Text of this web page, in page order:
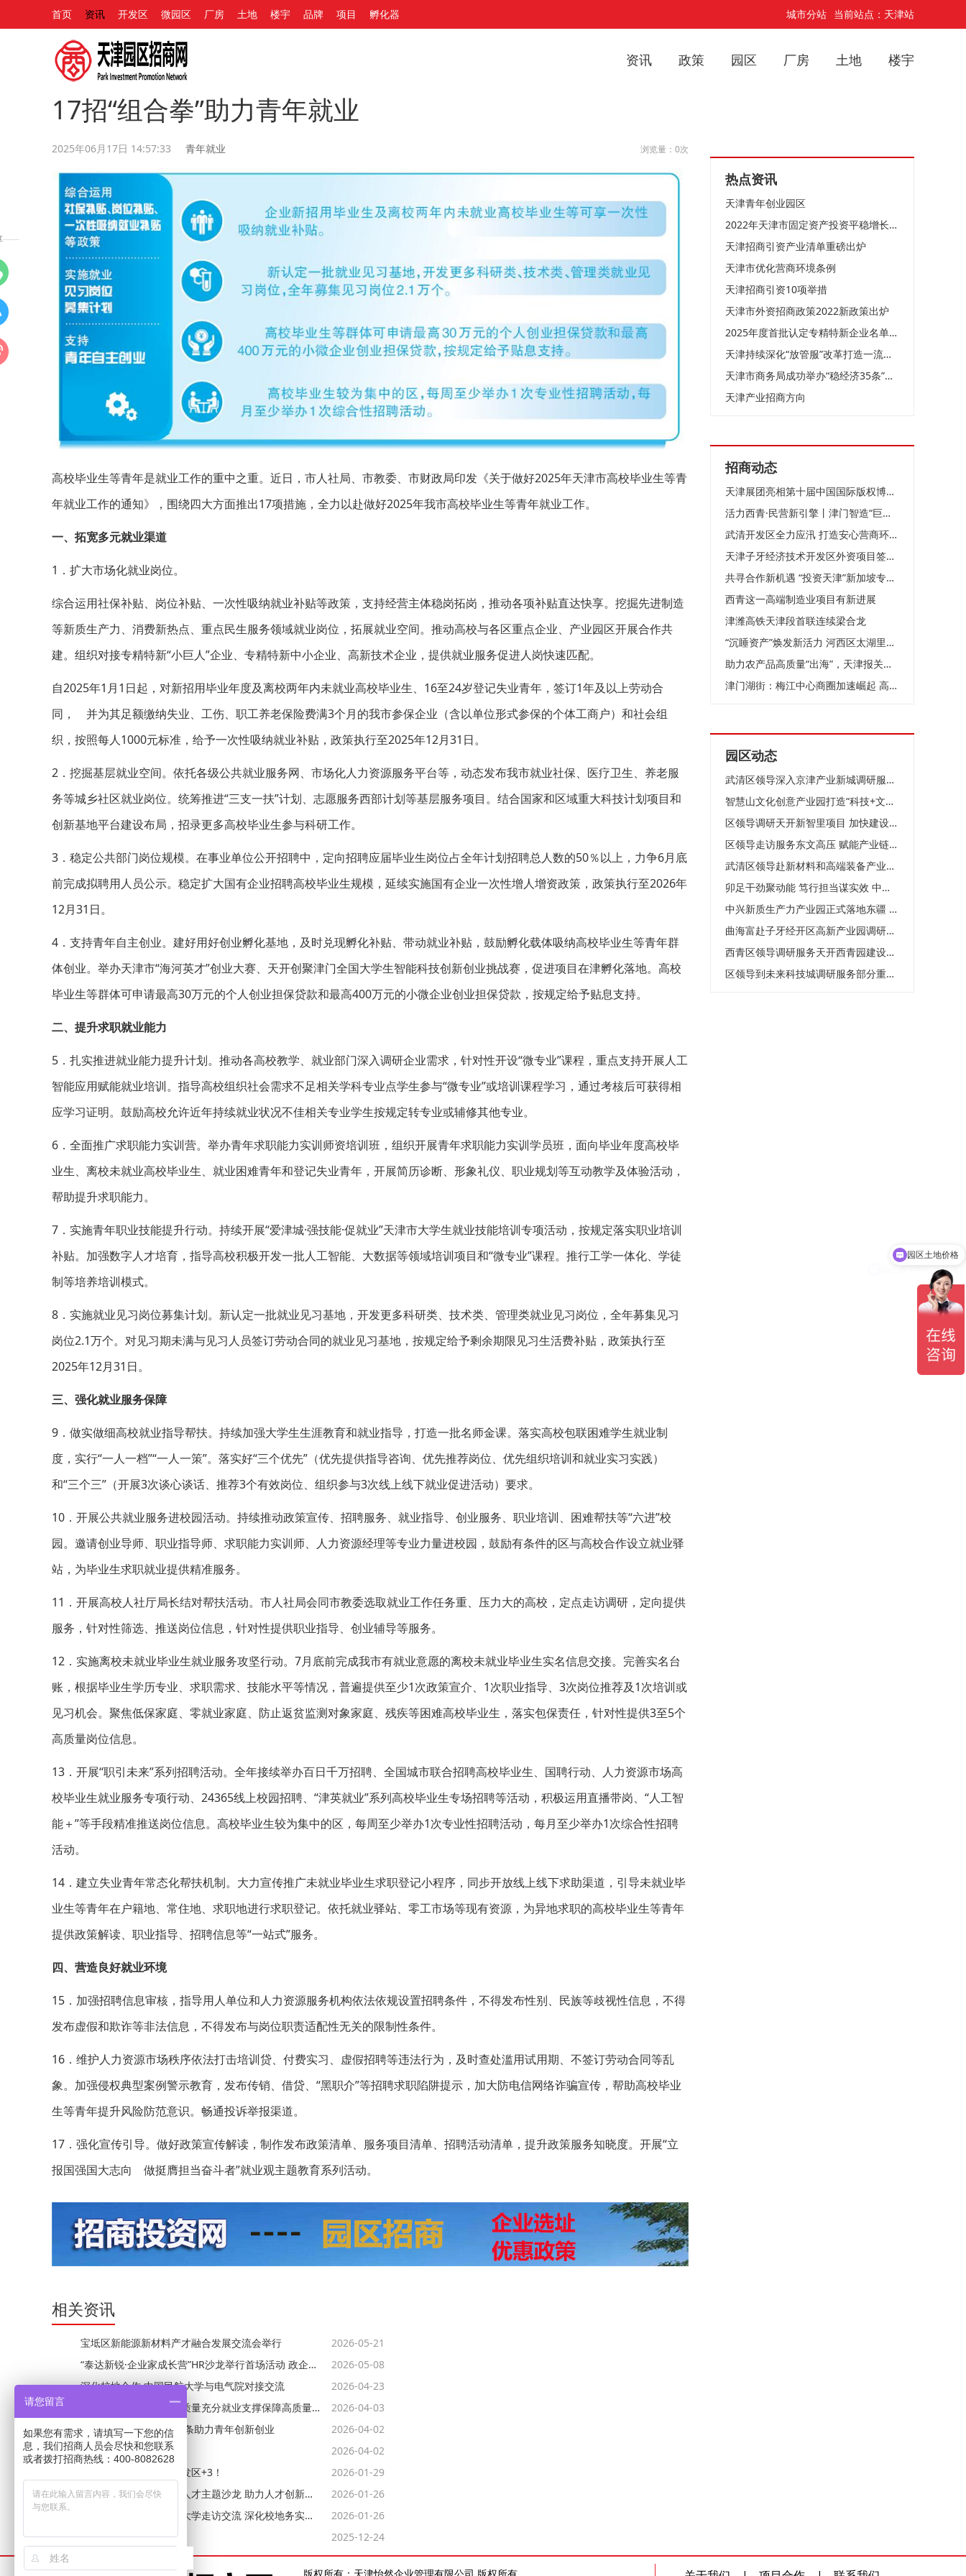
首页 资讯 开发区 微园区 厂房 土地 楼宇 品牌 项目 孵化器 城市分站 当前站点：天津站
资讯 政策 园区 厂房 土地 楼宇
17招“组合拳”助力青年就业
2025年06月17日 14:57:33 青年就业 浏览量：0次
高校毕业生等青年是就业工作的重中之重。近日，市人社局、市教委、市财政局印发《关于做好2025年天津市高校毕业生等青
年就业工作的通知》，围绕四大方面推出17项措施，全力以赴做好2025年我市高校毕业生等青年就业工作。
一、拓宽多元就业渠道
1．扩大市场化就业岗位。
综合运用社保补贴、岗位补贴、一次性吸纳就业补贴等政策，支持经营主体稳岗拓岗，推动各项补贴直达快享。挖掘先进制造
等新质生产力、消费新热点、重点民生服务领域就业岗位，拓展就业空间。推动高校与各区重点企业、产业园区开展合作共
建。组织对接专精特新“小巨人”企业、专精特新中小企业、高新技术企业，提供就业服务促进人岗快速匹配。
自2025年1月1日起，对新招用毕业年度及离校两年内未就业高校毕业生、16至24岁登记失业青年，签订1年及以上劳动合
同， 并为其足额缴纳失业、工伤、职工养老保险费满3个月的我市参保企业（含以单位形式参保的个体工商户）和社会组
织，按照每人1000元标准，给予一次性吸纳就业补贴，政策执行至2025年12月31日。
2．挖掘基层就业空间。依托各级公共就业服务网、市场化人力资源服务平台等，动态发布我市就业社保、医疗卫生、养老服
务等城乡社区就业岗位。统筹推进“三支一扶”计划、志愿服务西部计划等基层服务项目。结合国家和区域重大科技计划项目和
创新基地平台建设布局，招录更多高校毕业生参与科研工作。
3．稳定公共部门岗位规模。在事业单位公开招聘中，定向招聘应届毕业生岗位占全年计划招聘总人数的50％以上，力争6月底
前完成拟聘用人员公示。稳定扩大国有企业招聘高校毕业生规模，延续实施国有企业一次性增人增资政策，政策执行至2026年
12月31日。
4．支持青年自主创业。建好用好创业孵化基地，及时兑现孵化补贴、带动就业补贴，鼓励孵化载体吸纳高校毕业生等青年群
体创业。举办天津市“海河英才”创业大赛、天开创聚津门全国大学生智能科技创新创业挑战赛，促进项目在津孵化落地。高校
毕业生等群体可申请最高30万元的个人创业担保贷款和最高400万元的小微企业创业担保贷款，按规定给予贴息支持。
二、提升求职就业能力
5．扎实推进就业能力提升计划。推动各高校教学、就业部门深入调研企业需求，针对性开设“微专业”课程，重点支持开展人工
智能应用赋能就业培训。指导高校组织社会需求不足相关学科专业点学生参与“微专业”或培训课程学习，通过考核后可获得相
应学习证明。鼓励高校允许近年持续就业状况不佳相关专业学生按规定转专业或辅修其他专业。
6．全面推广求职能力实训营。举办青年求职能力实训师资培训班，组织开展青年求职能力实训学员班，面向毕业年度高校毕
业生、离校未就业高校毕业生、就业困难青年和登记失业青年，开展简历诊断、形象礼仪、职业规划等互动教学及体验活动，
帮助提升求职能力。
7．实施青年职业技能提升行动。持续开展“爱津城·强技能·促就业”天津市大学生就业技能培训专项活动，按规定落实职业培训
补贴。加强数字人才培育，指导高校积极开发一批人工智能、大数据等领域培训项目和“微专业”课程。推行工学一体化、学徒
制等培养培训模式。
8．实施就业见习岗位募集计划。新认定一批就业见习基地，开发更多科研类、技术类、管理类就业见习岗位，全年募集见习
岗位2.1万个。对见习期未满与见习人员签订劳动合同的就业见习基地，按规定给予剩余期限见习生活费补贴，政策执行至
2025年12月31日。
三、强化就业服务保障
9．做实做细高校就业指导帮扶。持续加强大学生生涯教育和就业指导，打造一批名师金课。落实高校包联困难学生就业制
度，实行“一人一档”“一人一策”。落实好“三个优先”（优先提供指导咨询、优先推荐岗位、优先组织培训和就业实习实践）
和“三个三”（开展3次谈心谈话、推荐3个有效岗位、组织参与3次线上线下就业促进活动）要求。
10．开展公共就业服务进校园活动。持续推动政策宣传、招聘服务、就业指导、创业服务、职业培训、困难帮扶等“六进”校
园。邀请创业导师、职业指导师、求职能力实训师、人力资源经理等专业力量进校园，鼓励有条件的区与高校合作设立就业驿
站，为毕业生求职就业提供精准服务。
11．开展高校人社厅局长结对帮扶活动。市人社局会同市教委选取就业工作任务重、压力大的高校，定点走访调研，定向提供
服务，针对性筛选、推送岗位信息，针对性提供职业指导、创业辅导等服务。
12．实施离校未就业毕业生就业服务攻坚行动。7月底前完成我市有就业意愿的离校未就业毕业生实名信息交接。完善实名台
账，根据毕业生学历专业、求职需求、技能水平等情况，普遍提供至少1次政策宣介、1次职业指导、3次岗位推荐及1次培训或
见习机会。聚焦低保家庭、零就业家庭、防止返贫监测对象家庭、残疾等困难高校毕业生，落实包保责任，针对性提供3至5个
高质量岗位信息。
13．开展“职引未来”系列招聘活动。全年接续举办百日千万招聘、全国城市联合招聘高校毕业生、国聘行动、人力资源市场高
校毕业生就业服务专项行动、24365线上校园招聘、“津英就业”系列高校毕业生专场招聘等活动，积极运用直播带岗、“人工智
能＋”等手段精准推送岗位信息。高校毕业生较为集中的区，每周至少举办1次专业性招聘活动，每月至少举办1次综合性招聘
活动。
14．建立失业青年常态化帮扶机制。大力宣传推广未就业毕业生求职登记小程序，同步开放线上线下求助渠道，引导未就业毕
业生等青年在户籍地、常住地、求职地进行求职登记。依托就业驿站、零工市场等现有资源，为异地求职的高校毕业生等青年
提供政策解读、职业指导、招聘信息等“一站式”服务。
四、营造良好就业环境
15．加强招聘信息审核，指导用人单位和人力资源服务机构依法依规设置招聘条件，不得发布性别、民族等歧视性信息，不得
发布虚假和欺诈等非法信息，不得发布与岗位职责适配性无关的限制性条件。
16．维护人力资源市场秩序依法打击培训贷、付费实习、虚假招聘等违法行为，及时查处滥用试用期、不签订劳动合同等乱
象。加强侵权典型案例警示教育，发布传销、借贷、“黑职介”等招聘求职陷阱提示，加大防电信网络诈骗宣传，帮助高校毕业
生等青年提升风险防范意识。畅通投诉举报渠道。
17．强化宣传引导。做好政策宣传解读，制作发布政策清单、服务项目清单、招聘活动清单，提升政策服务知晓度。开展“立
报国强国大志向 做挺膺担当奋斗者”就业观主题教育系列活动。
相关资讯
宝坻区新能源新材料产才融合发展交流会举行
2026-05-21
“泰达新锐·企业家成长营”HR沙龙举行首场活动 政企共探新就业形态用工路径
2026-05-08
深化校地合作 中国民航大学与电气院对接交流
2026-04-23
以高校毕业生等青年高质量充分就业支撑保障高质量发展
2026-04-03
思享汇聚智天开园 全链条助力青年创新创业
2026-04-02
津南与人才双向奔赴
2026-04-02
市级人才公寓！武清开发区+3！
2026-01-29
天津经开区举办博士后人才主题沙龙 助力人才创新发展
2026-01-26
静海区领导带队赴南开大学走访交流 深化校地务实合作
2026-01-26
暖冬促就业 合力育未来
2025-12-24
热点资讯
天津青年创业园区
2022年天津市固定资产投资平稳增长企稳向好
天津招商引资产业清单重磅出炉
天津市优化营商环境条例
天津招商引资10项举措
天津市外资招商政策2022新政策出炉
2025年度首批认定专精特新企业名单公布 627家企业上榜
天津持续深化“放管服”改革打造一流营商环境
天津市商务局成功举办“稳经济35条”政策宣讲会
天津产业招商方向
招商动态
天津展团亮相第十届中国国际版权博览会
活力西青·民营新引擎丨津门智造“巨无霸”如何领跑全球？
武清开发区全力应汛 打造安心营商环境！
天津子牙经济技术开发区外资项目签约仪式举行
共寻合作新机遇 “投资天津”新加坡专场推介会成功举办
西青这一高端制造业项目有新进展
津潍高铁天津段首联连续梁合龙
“沉睡资产”焕发新活力 河西区太湖里商业街落成
助力农产品高质量“出海”，天津报关协会农食专委会在泰达成立
津门湖街：梅江中心商圈加速崛起 高端服务业聚集效应凸显
园区动态
武清区领导深入京津产业新城调研服务企业
智慧山文化创意产业园打造“科技+文化+生活”活力样本
区领导调研天开新智里项目 加快建设 优化生态 聚力打造科创承接平台
区领导走访服务东文高压 赋能产业链 共创新发展
武清区领导赴新材料和高端装备产业园调研
卯足干劲聚动能 笃行担当谋实效 中新天津生态城按下高质量发展“加速键”
中兴新质生产力产业园正式落地东疆 为区域产业升级注入强劲动能
曲海富赴子牙经开区高新产业园调研走访企业 精准服务问需施策
西青区领导调研服务天开西青园建设工作
区领导到未来科技城调研服务部分重点企业
园区楼宇和厂房价格
请您留言
如果您有需求，请填写一下您的信
息，我们招商人员会尽快和您联系
或者拨打招商热线：400-8082628